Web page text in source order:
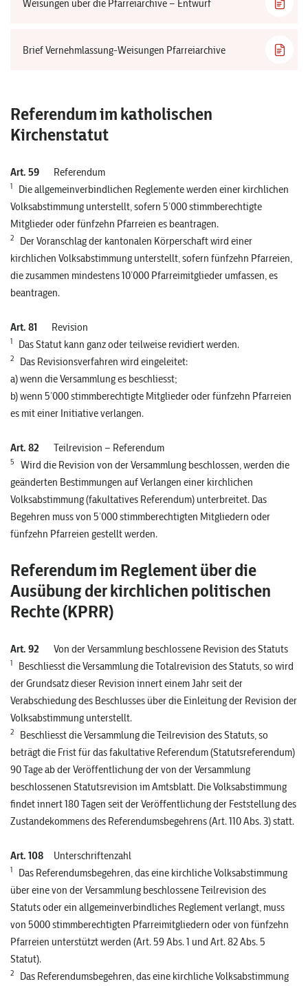
Weisungen über die Pfarreiarchive – Entwurf
Brief Vernehmlassung-Weisungen Pfarreiarchive
Referendum im katholischen
Kirchenstatut
Art. 59 Referendum
1
Die allgemeinverbindlichen Reglemente werden einer kirchlichen
Volksabstimmung unterstellt, sofern 5’000 stimmberechtigte
Mitglieder oder fünfzehn Pfarreien es beantragen.
2
Der Voranschlag der kantonalen Körperschaft wird einer
kirchlichen Volksabstimmung unterstellt, sofern fünfzehn Pfarreien,
die zusammen mindestens 10’000 Pfarreimitglieder umfassen, es
beantragen.
Art. 81 Revision
1 Das Statut kann ganz oder teilweise revidiert werden.
2
Das Revisionsverfahren wird eingeleitet:
a) wenn die Versammlung es beschliesst;
b) wenn 5’000 stimmberechtigte Mitglieder oder fünfzehn Pfarreien
es mit einer Initiative verlangen.
Art. 82 Teilrevision – Referendum
5
Wird die Revision von der Versammlung beschlossen, werden die
geänderten Bestimmungen auf Verlangen einer kirchlichen
Volksabstimmung (fakultatives Referendum) unterbreitet. Das
Begehren muss von 5’000 stimmberechtigten Mitgliedern oder
fünfzehn Pfarreien gestellt werden.
Referendum im Reglement über die
Ausübung der kirchlichen politischen
Rechte (KPRR)
Art. 92 Von der Versammlung beschlossene Revision des Statuts
1
Beschliesst die Versammlung die Totalrevision des Statuts, so wird
der Grundsatz dieser Revision innert einem Jahr seit der
Verabschiedung des Beschlusses über die Einleitung der Revision der
Volksabstimmung unterstellt.
2
Beschliesst die Versammlung die Teilrevision des Statuts, so
beträgt die Frist für das fakultative Referendum (Statutsreferendum)
90 Tage ab der Veröffentlichung der von der Versammlung
beschlossenen Statutsrevision im Amtsblatt. Die Volksabstimmung
findet innert 180 Tagen seit der Veröffentlichung der Feststellung des
Zustandekommens des Referendums­begehrens (Art. 110 Abs. 3) statt.
Art. 108 Unterschriftenzahl
1
Das Referendumsbegehren, das eine kirchliche Volksabstimmung
über eine von der Versammlung beschlossene Teilrevision des
Statuts oder ein allgemeinverbindliches Reglement verlangt, muss
von 5000 stimmberechtigten Pfarreimitgliedern oder von fünfzehn
Pfarreien unterstützt werden (Art. 59 Abs. 1 und Art. 82 Abs. 5
Statut).
2
Das Referendumsbegehren, das eine kirchliche Volksabstimmung